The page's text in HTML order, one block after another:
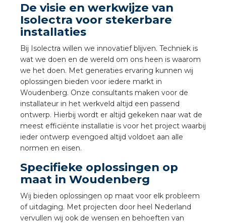
De visie en werkwijze van
Isolectra voor stekerbare
installaties
Bij Isolectra willen we innovatief blijven. Techniek is
wat we doen en de wereld om ons heen is waarom
we het doen. Met generaties ervaring kunnen wij
oplossingen bieden voor iedere markt in
Woudenberg. Onze consultants maken voor de
installateur in het werkveld altijd een passend
ontwerp. Hierbij wordt er altijd gekeken naar wat de
meest efficiënte installatie is voor het project waarbij
ieder ontwerp evengoed altijd voldoet aan alle
normen en eisen.
Specifieke oplossingen op
maat in Woudenberg
Wij bieden oplossingen op maat voor elk probleem
of uitdaging. Met projecten door heel Nederland
vervullen wij ook de wensen en behoeften van
installeren in beton
installeren in de tuinbouw
stekerbare vlakkabel
GST®
RST®